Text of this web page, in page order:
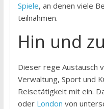
Spiele, an denen viele
teilnahmen.
Hin und
Dieser rege Austausch
Verwaltung, Sport und
Reisetätigkeit mit ein.
oder London von